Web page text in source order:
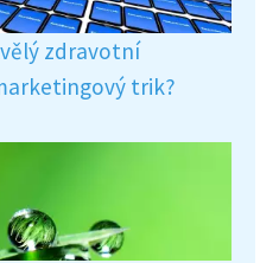
zdravotní
trik?